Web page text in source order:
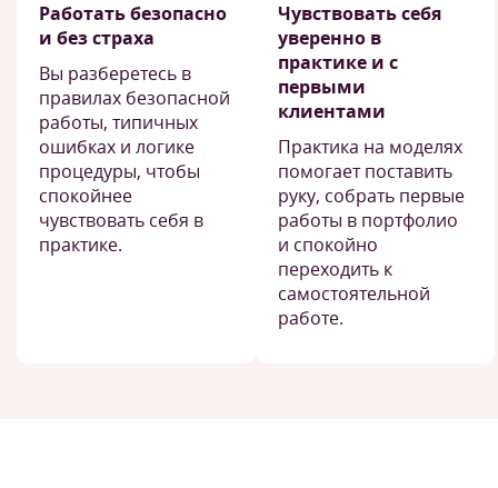
Работать безопасно
и без страха
Вы разберетесь в
правилах безопасной
работы, типичных
ошибках и логике
процедуры, чтобы
спокойнее
чувствовать себя в
практике.
Чувствовать себя
уверенно в
практике и с
первыми
клиентами
Практика на моделях
помогает поставить
руку, собрать первые
работы в портфолио
и спокойно
переходить к
самостоятельной
работе.